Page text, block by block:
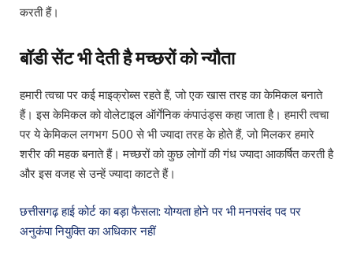
करती हैं।
बॉडी सेंट भी देती है मच्छरों को न्यौता
हमारी त्वचा पर कई माइक्रोब्स रहते हैं, जो एक खास तरह का केमिकल बनाते
हैं। इस केमिकल को वोलेटाइल ऑर्गेनिक कंपाउंड्स कहा जाता है। हमारी त्वचा
पर ये केमिकल लगभग 500 से भी ज्यादा तरह के होते हैं, जो मिलकर हमारे
शरीर की महक बनाते हैं। मच्छरों को कुछ लोगों की गंध ज्यादा आकर्षित करती है
और इस वजह से उन्हें ज्यादा काटते हैं।
छत्तीसगढ़ हाई कोर्ट का बड़ा फैसला: योग्यता होने पर भी मनपसंद पद पर
अनुकंपा नियुक्ति का अधिकार नहीं